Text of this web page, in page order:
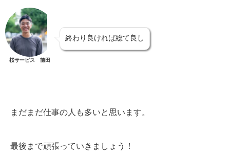
桜サービス 前田
終わり良ければ総て良し
まだまだ仕事の人も多いと思います。
最後まで頑張っていきましょう！